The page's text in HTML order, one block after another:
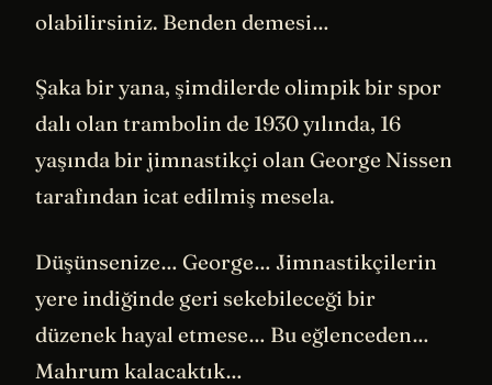
olabilirsiniz. Benden demesi…
Şaka bir yana, şimdilerde olimpik bir spor
dalı olan trambolin de 1930 yılında, 16
yaşında bir jimnastikçi olan George Nissen
tarafından icat edilmiş mesela.
Düşünsenize… George… Jimnastikçilerin
yere indiğinde geri sekebileceği bir
düzenek hayal etmese… Bu eğlenceden…
Mahrum kalacaktık…